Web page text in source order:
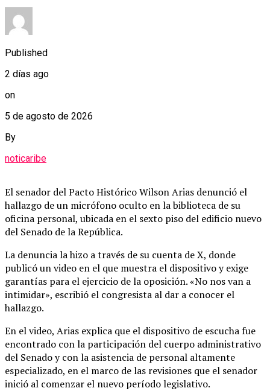
Published
2 días ago
on
5 de agosto de 2026
By
noticaribe
El senador del Pacto Histórico Wilson Arias denunció el
hallazgo de un micrófono oculto en la biblioteca de su
oficina personal, ubicada en el sexto piso del edificio nuevo
del Senado de la República.
La denuncia la hizo a través de su cuenta de X, donde
publicó un video en el que muestra el dispositivo y exige
garantías para el ejercicio de la oposición. «No nos van a
intimidar», escribió el congresista al dar a conocer el
hallazgo.
En el video, Arias explica que el dispositivo de escucha fue
encontrado con la participación del cuerpo administrativo
del Senado y con la asistencia de personal altamente
especializado, en el marco de las revisiones que el senador
inició al comenzar el nuevo período legislativo.